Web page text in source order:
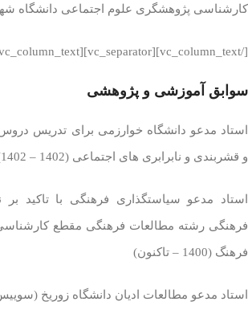
کارشناسی پژوهشگری علوم اجتماعی دانشگاه
[/vc_column_text][vc_separator][vc_column_text]
سوابق آموزشی و پژوهشی
استاد مدعو دانشگاه خوارزمی برای تدریس
و قشربندی و نابرابری های اجتماعی (1402 – 1402)
استاد مدعو سیاستگذاری فرهنگی با تاکید
فرهنگی رشته مطالعات فرهنگی مقطع
فرهنگ (1400 – تاکنون)
استاد مدعو مطالعات ادیان دانشگاه زوریخ (سوییس) (1400 –